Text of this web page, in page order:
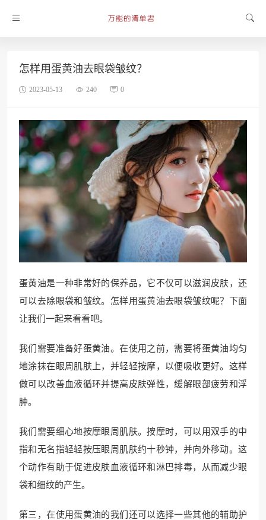
怎样用蛋黄油去眼袋皱纹？
2023-05-13 240 0
蛋黄油是一种非常好的保养品，它不仅可以滋润皮肤，还
可以去除眼袋和皱纹。怎样用蛋黄油去眼袋皱纹呢？下面
让我们一起来看看吧。
我们需要准备好蛋黄油。在使用之前，需要将蛋黄油均匀
地涂抹在眼周肌肤上，并轻轻按摩，以便吸收更好。这样
做可以改善血液循环并提高皮肤弹性，缓解眼部疲劳和浮
肿。
我们需要细心地按摩眼周肌肤。按摩时，可以用双手的中
指和无名指轻轻按压眼周肌肤约十秒钟，并向外移动。这
个动作有助于促进皮肤血液循环和淋巴排毒，从而减少眼
袋和细纹的产生。
第三，在使用蛋黄油的我们还可以选择一些其他的辅助护